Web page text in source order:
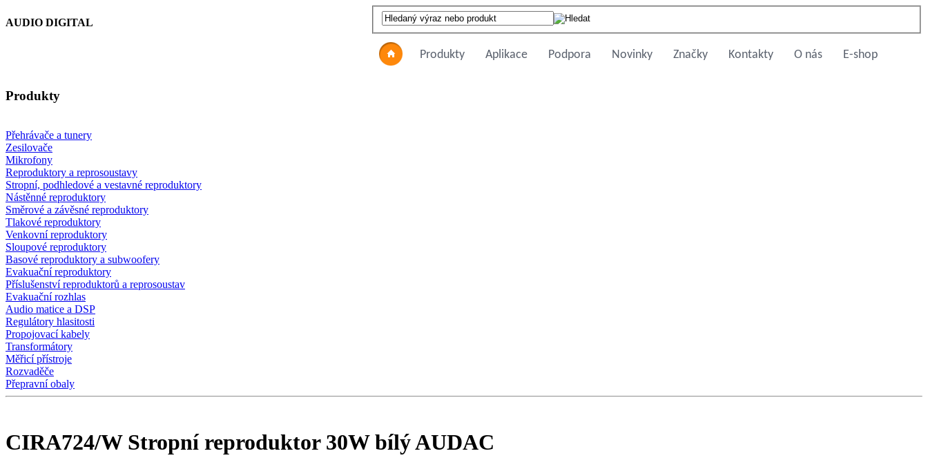
AUDIO DIGITAL
Produkty Aplikace Podpora Novinky Značky Kontakty O nás E-shop
Produkty
Přehrávače a tunery
Zesilovače
Mikrofony
Reproduktory a reprosoustavy
Stropní, podhledové a vestavné reproduktory
Nástěnné reproduktory
Směrové a závěsné reproduktory
Tlakové reproduktory
Venkovní reproduktory
Sloupové reproduktory
Basové reproduktory a subwoofery
Evakuační reproduktory
Příslušenství reproduktorů a reprosoustav
Evakuační rozhlas
Audio matice a DSP
Regulátory hlasitosti
Propojovací kabely
Transformátory
Měřicí přístroje
Rozvaděče
Přepravní obaly
CIRA724/W Stropní reproduktor 30W bílý AUDAC